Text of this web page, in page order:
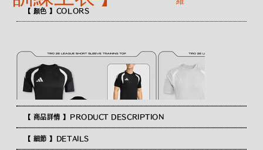
【 顏色 】COLORS
【 商品詳情 】PRODUCT DESCRIPTION
【 細節 】DETAILS